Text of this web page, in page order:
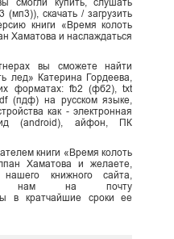
(мп3)), скачать / загрузить
книги «Время колоть
Хаматова и наслаждаться
вы сможете найти
лед» Катерина Гордеева,
форматах: fb2 (фб2), txt
(пдф) на русском языке,
как - электронная
(android), айфон, ПК
книги «Время колоть
Хаматова и желаете,
книжного сайта,
нам на почту
в кратчайшие сроки ее